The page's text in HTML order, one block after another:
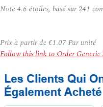
Note 4.6 étoiles, basé sur241
Prix à partir de €1.07Par unité
Follow this link to Order